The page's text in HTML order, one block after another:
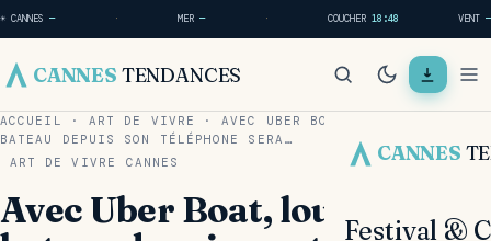
☀ CANNES — · MER— · COUCHER18:48 VENT —
CANNES TENDANCES
CANNES
Festival &
ACCUEIL · ART DE VIVRE ·AVEC UBER BOAT, LOUER UN
BATEAU DEPUIS SON TÉLÉPHONE SERA…
ART DE VIVRE
CANNES
Avec Uber Boat, louer un